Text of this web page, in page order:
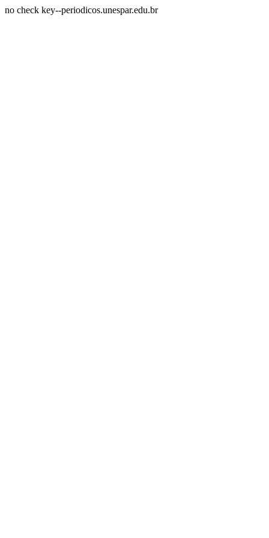
no check key--periodicos.unespar.edu.br